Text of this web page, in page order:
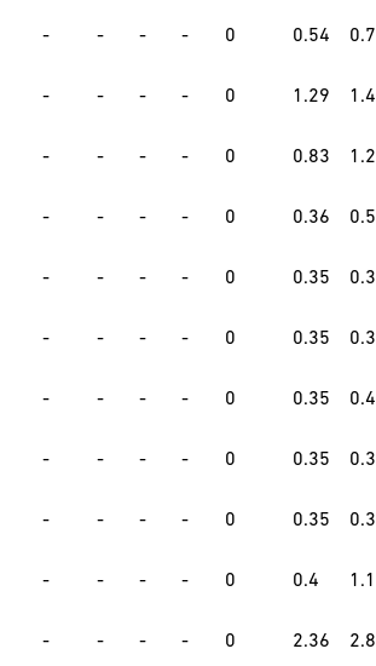
- - - - 0 0.54
- - - - 0 1.29
- - - - 0 0.83
- - - - 0 0.36 0.5
- - - - 0 0.35
- - - - 0 0.35
- - - - 0 0.35
- - - - 0 0.35
- - - - 0 0.35
- - - - 0 0.4
- - - - 0 2.36